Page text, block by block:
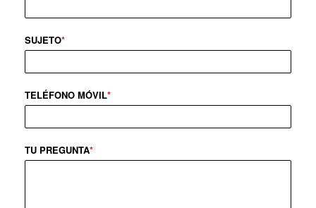
SUJETO*
TELÉFONO MÓVIL*
TU PREGUNTA*